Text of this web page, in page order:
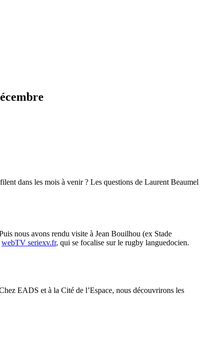
dans les mois à venir ? Les questions de Laurent Beaumel
nous avons rendu visite à Jean Bouilhou (ex Stade
webTV seriexv.fr, qui se focalise sur le rugby languedocien.
EADS et à la Cité de l’Espace, nous découvrirons les